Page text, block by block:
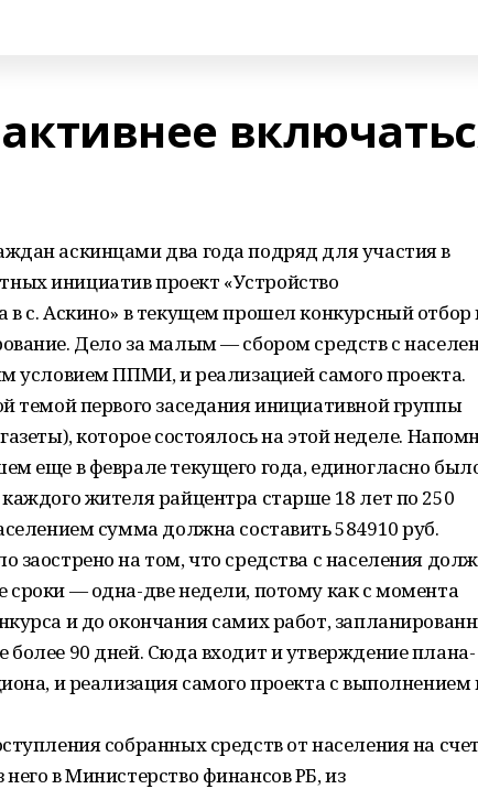
аскинцами два года подряд для участия в
инициатив проект «Устройство
в с. Аскино» в текущем прошел конкурсный отбор
Дело за малым — сбором средств с
условием ППМИ, и реализацией самого проекта.
темой первого заседания инициативной группы
которое состоялось на этой неделе.
еще в феврале текущего года, единогласно
жителя райцентра старше 18 лет по 250
сумма должна составить 584910 руб.
заострено на том, что средства с населения
сроки — одна-две недели, потому как с момента
и до окончания самих работ,
90 дней. Сюда входит и утверждение плана-
и реализация самого проекта с выполнением
собранных средств от населения на
в Министерство финансов РБ, из